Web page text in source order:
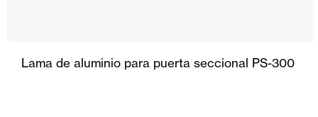
Lama de aluminio para puerta seccional PS-300